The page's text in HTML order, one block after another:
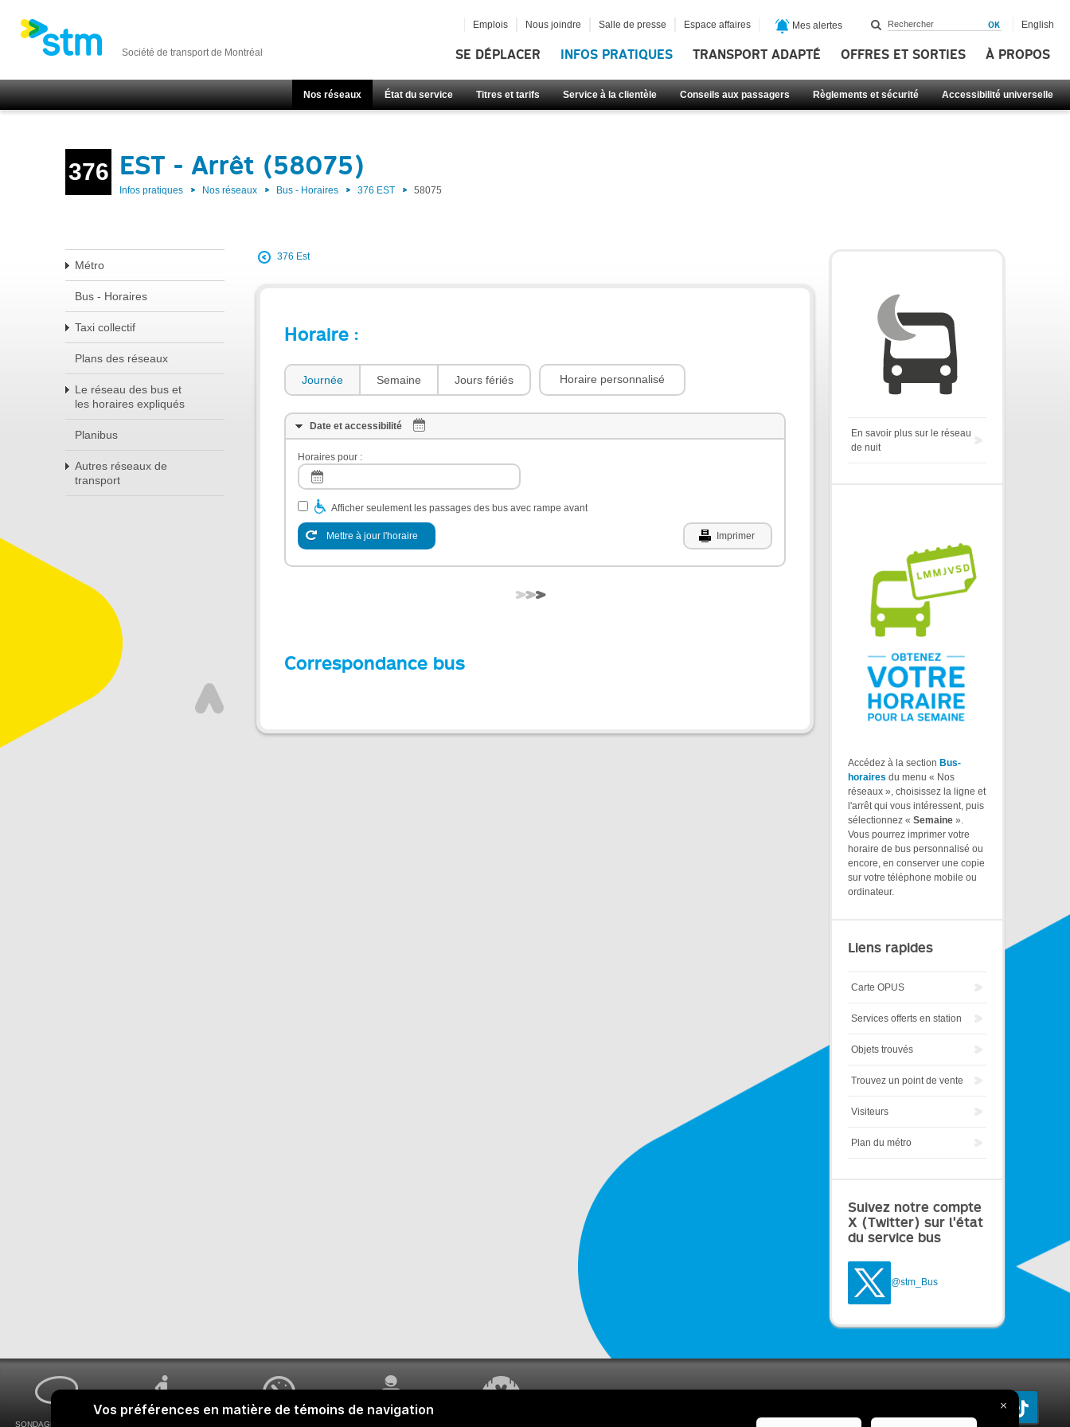
Société de transport de Montréal SE DÉPLACER INFOS PRATIQUES TRANSPORT ADAPTÉ OFFRES ET SORTIES À PROPOS
Nos réseaux État du service Titres et tarifs Service à la clientèle Conseils aux passagers Règlements et sécurité Accessibilité universelle
Emplois Nous joindre Salle de presse Espace affaires Mes alertes English
376 EST - Arrêt (58075)
Infos pratiques Nos réseaux Bus - Horaires 376 EST 58075
Métro
Bus - Horaires
Taxi collectif
Plans des réseaux
Le réseau des bus et
les horaires expliqués
Planibus
Autres réseaux de
transport
376 Est
Horaire :
Journée Semaine Jours fériés Horaire personnalisé
Date et accessibilité
Horaires pour :
Afficher seulement les passages des bus avec rampe avant
Mettre à jour l'horaire Imprimer
Correspondance bus
En savoir plus sur le réseau
de nuit
Accédez à la section Bus-
horaires du menu « Nos
réseaux », choisissez la ligne et
l'arrêt qui vous intéressent, puis
sélectionnez « Semaine ».
Vous pourrez imprimer votre
horaire de bus personnalisé ou
encore, en conserver une copie
sur votre téléphone mobile ou
ordinateur.
Liens rapides
Carte OPUS
Services offerts en station
Objets trouvés
Trouvez un point de vente
Visiteurs
Plan du métro
Suivez notre compte
X (Twitter) sur l'état
du service bus
@stm_Bus
SONDAGES MA VOIX